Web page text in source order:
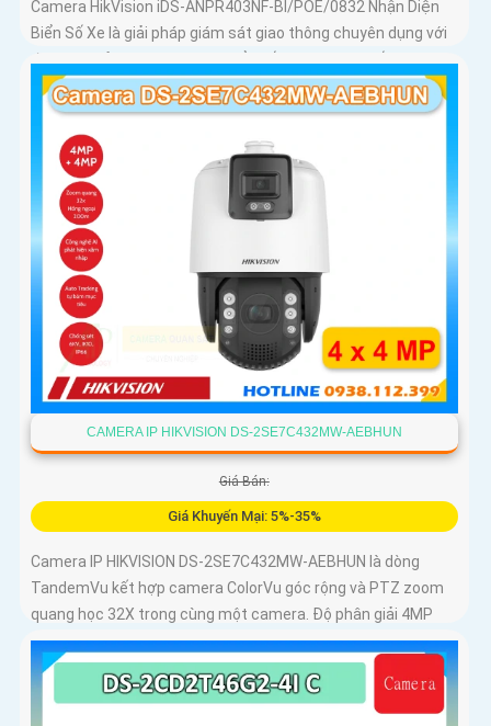
Camera HikVision iDS-ANPR403NF-BI/POE/0832 Nhận Diện
Biển Số Xe là giải pháp giám sát giao thông chuyên dụng với
độ phân giải 4MP nhận diện biển số phương tiện tốc độ từ 5
đến 120km/h cảm biến 1/1
CAMERA IP HIKVISION DS-2SE7C432MW-AEBHUN
Giá Bán:
Giá Khuyến Mại: 5%-35%
Camera IP HIKVISION DS-2SE7C432MW-AEBHUN là dòng
TandemVu kết hợp camera ColorVu góc rộng và PTZ zoom
quang học 32X trong cùng một camera. Độ phân giải 4MP
hồng ngoại 200m chuẩn nén H